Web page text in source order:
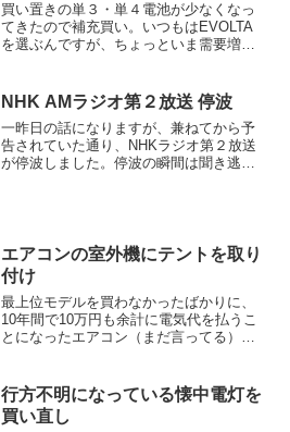
買い置きの単３・単４電池が少なくなっ
てきたので補充買い。いつもはEVOLTA
を選ぶんですが、ちょっといま需要増で
が。ふと思い出して、Panasonic っ...
NHK AMラジオ第２放送 停波
一昨日の話になりますが、兼ねてから予
告されていた通り、NHKラジオ第２放送
が停波しました。停波の瞬間は聞き逃し
エアコンの室外機にテントを取り
付け
最上位モデルを買わなかったばかりに、
10年間で10万円も余計に電気代を払うこ
とになったエアコン（まだ言ってる）で
な、と思ったんですけど、メーカー純正
で日よけが出ているなら...
行方不明になっている懐中電灯を
買い直し